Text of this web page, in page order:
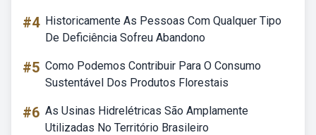
#4 Historicamente As Pessoas Com Qualquer Tipo
De Deficiência Sofreu Abandono
#5 Como Podemos Contribuir Para O Consumo
Sustentável Dos Produtos Florestais
#6 As Usinas Hidrelétricas São Amplamente
Utilizadas No Território Brasileiro